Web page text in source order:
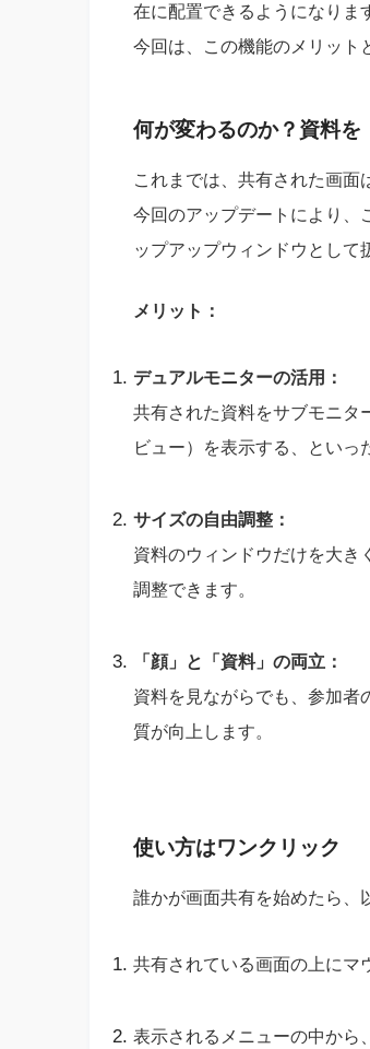
在に配置できるようになりま
今回は、この機能のメリット
何が変わるのか？資料
これまでは、共有された画面
今回のアップデートにより、
ップアップウィンドウとして
メリット：
デュアルモニターの活用：
共有された資料をサブモニタ
ビュー）を表示する、といっ
サイズの自由調整：
資料のウィンドウだけを大き
調整できます。
「顔」と「資料」の両立：
資料を見ながらでも、参加者
質が向上します。
使い方はワンクリック
誰かが画面共有を始めたら、
共有されている画面の上にマ
表示されるメニューの中から